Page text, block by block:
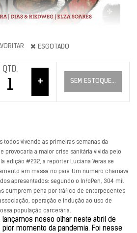
ESGOTADO
QTD.
+ SEM ESTOQUE...
todos vivendo as primeiras semanas da
provocaria a maior crise sanitária vivida pelo
edição #232, a repórter Luciana Veras se
em massa no país. Um número chamava
apresentados: segundo o InfoPen, 304 mil
cumprem pena por tráfico de entorpecentes
operação e indução ao uso de
população carcerária.
lançamos nosso olhar neste abril de
momento da pandemia. Foi nesse